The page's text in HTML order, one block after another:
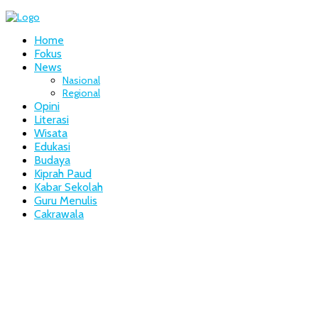
Home
Fokus
News
Nasional
Regional
Opini
Literasi
Wisata
Edukasi
Budaya
Kiprah Paud
Kabar Sekolah
Guru Menulis
Cakrawala